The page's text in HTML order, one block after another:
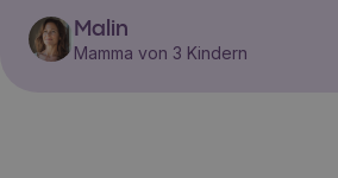
Malin
Mamma von 3 Kindern